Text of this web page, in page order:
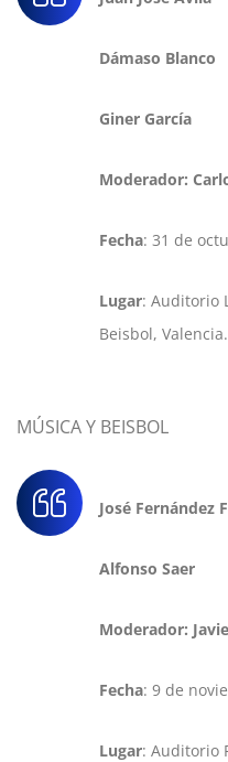
Dámaso Blanco
Giner García
Moderador:
Fecha: 31 de
Lugar: Auditorio
Beisbol, Valencia.
MÚSICA Y BEISBOL
José Fernández
Alfonso Saer
Moderador:
Fecha: 9 de
Lugar: Auditorio